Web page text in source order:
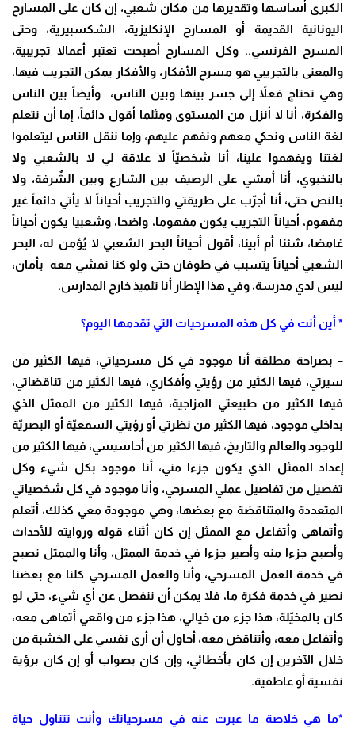
الكبرى أساسها وتقديرها من مكان شعبي، إن كان على المسارح
اليونانية القديمة أو المسارح الإنكليزية، الشكسبيرية، وحتى
المسرح الفرنسي.. وكل المسارح أصبحت تعتبر أعمالا تجريبية،
والمعنى بالتجريبي هو مسرح الأفكار، والأفكار يمكن التجريب فيها.
وهي تحتاج فعلاً إلى جسر بينها وبين الناس، وأيضاً بين الناس
والفكرة، أنا لا أنزل من المستوى ومثلما أقول دائماً، إما أن نتعلم
لغة الناس ونحكي معهم ونفهم عليهم، وإما ننقل الناس ليتعلموا
لغتنا ويفهموا علينا، أنا شخصيّاً لا علاقة لي لا بالشعبي ولا
بالنخبوي، أنا أمشي على الرصيف بين الشارع وبين الشٌرفة، ولا
بالنص حتى، أنا أجرّب على طريقتي والتجريب أحياناً لا يأتي دائماً غير
مفهوم، أحياناً التجريب يكون مفهوما، واضحا، وشعبيا يكون أحياناً
غامضا، شئنا أم أبينا، أقول أحياناً البحر الشعبي لا يُؤمن له، البحر
الشعبي أحياناً يتسبب في طوفان حتى ولو كنا نمشي معه بأمان،
ليس لدي مدرسة، وفي هذا الإطار أنا تلميذ خارج المدارس.
* أين أنت في كل هذه المسرحيات التي تقدمها اليوم؟
– بصراحة مطلقة أنا موجود في كل مسرحياتي، فيها الكثير من
سيرتي، فيها الكثير من رؤيتي وأفكاري، فيها الكثير من تناقضاتي،
فيها الكثير من طبيعتي المزاجية، فيها الكثير من الممثل الذي
بداخلي موجود، فيها الكثير من نظرتي أو رؤيتي السمعيّة أو البصريّة
للوجود والعالم والتاريخ، فيها الكثير من أحاسيسي، فيها الكثير من
إعداد الممثل الذي يكون جزءا مني، أنا موجود بكل شيء وكل
تفصيل من تفاصيل عملي المسرحي، وأنا موجود في كل شخصياتي
المتعددة والمتناقضة مع بعضها، وهي موجودة معي كذلك، أتعلم
وأتماهى وأتفاعل مع الممثل إن كان أثناء قوله وروايته للأحداث
وأصبح جزءا منه وأصير جزءا في خدمة الممثل، وأنا والممثل نصبح
في خدمة العمل المسرحي، وأنا والعمل المسرحي كلنا مع بعضنا
نصير في خدمة فكرة ما، فلا يمكن أن ننفصل عن أي شيء، حتى لو
كان بالمخيّلة، هذا جزء من خيالي، هذا جزء من واقعي أتماهى معه،
وأتفاعل معه، وأتناقض معه، أحاول أن أرى نفسي على الخشبة من
خلال الآخرين إن كان بأخطائي، وإن كان بصواب أو إن كان برؤية
نفسية أو عاطفية.
*ما هي خلاصة ما عبرت عنه في مسرحياتك وأنت تتناول حياة